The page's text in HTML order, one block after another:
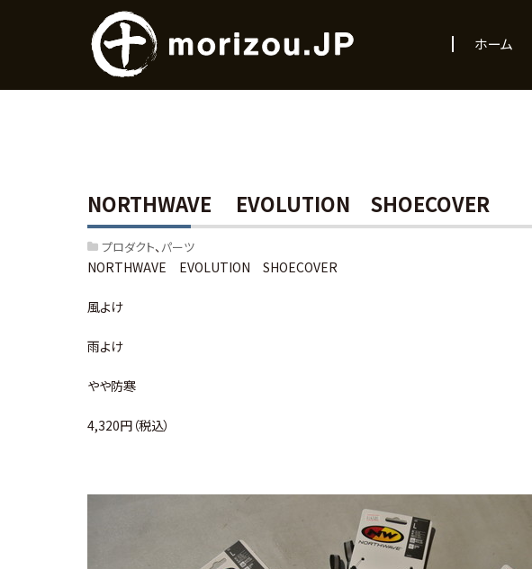
ホーム
NORTHWAVE EVOLUTION SHOECOVER
プロダクト パーツ
NORTHWAVE EVOLUTION SHOECOVER
風よけ
雨よけ
やや防寒
4,320円（税込）